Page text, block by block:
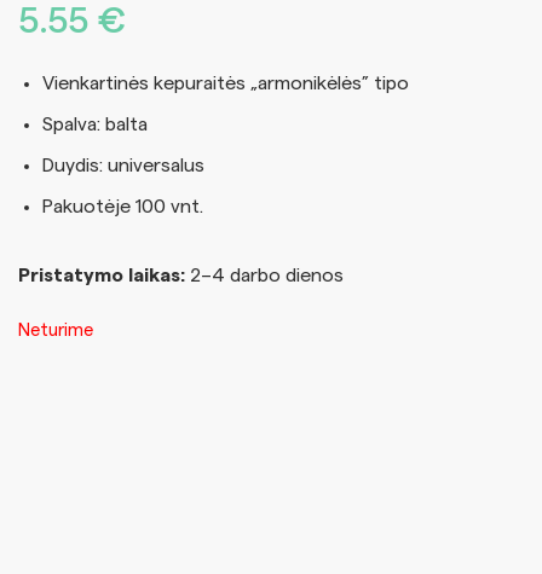
5.55 €
Vienkartinės kepuraitės „armonikėlės” tipo
Spalva: balta
Duydis: universalus
Pakuotėje 100 vnt.
Pristatymo laikas: 2–4 darbo dienos
Neturime